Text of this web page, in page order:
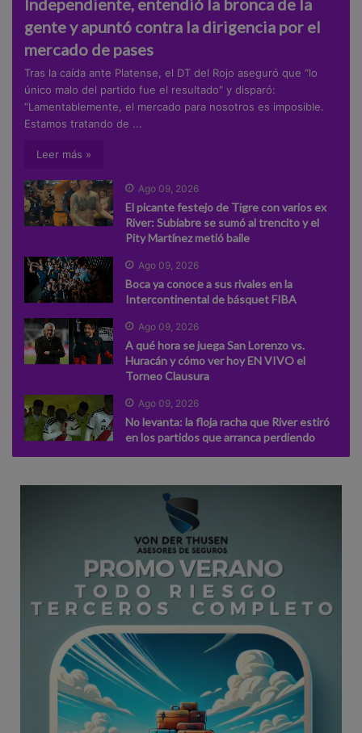
gente y apuntó contra la dirigencia por el
mercado de pases
Tras la caída ante Platense, el DT del Rojo aseguró que “lo
único malo del partido fue el resultado" y disparó:
“Lamentablemente, el mercado para nosotros es imposible.
Estamos tratando de ...
Leer más »
Ago 09, 2026
El picante festejo de Tigre con varios ex
River: Subiabre se sumó al trencito y el
Pity Martínez metió baile
Ago 09, 2026
Boca ya conoce a sus rivales en la
Intercontinental de básquet FIBA
Ago 09, 2026
A qué hora se juega San Lorenzo vs.
Huracán y cómo ver hoy EN VIVO el
Torneo Clausura
Ago 09, 2026
No levanta: la floja racha que River estiró
en los partidos que arranca perdiendo